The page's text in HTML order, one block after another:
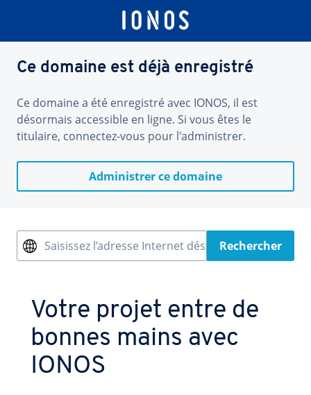
Ce domaine est déjà enregistré
Ce domaine a été enregistré avec IONOS, il est
désormais accessible en ligne. Si vous êtes le
titulaire, connectez-vous pour l'administrer.
Administrer ce domaine
Saisissez l’adresse Internet désiréeRechercher
Votre projet entre de
bonnes mains avec
IONOS